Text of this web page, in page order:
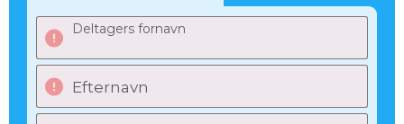
Deltagers fornavn
Efternavn